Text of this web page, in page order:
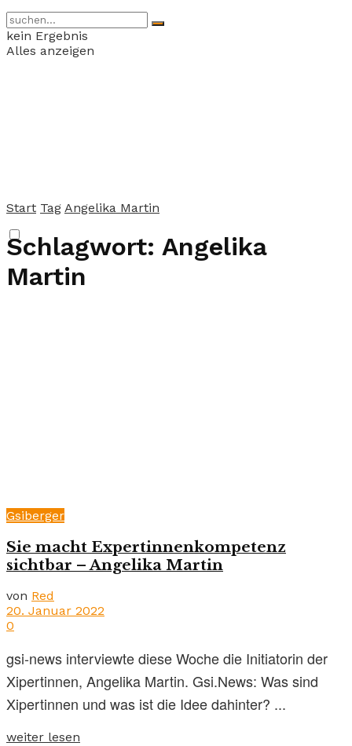
kein Ergebnis
Alles anzeigen
Start Tag Angelika Martin
Schlagwort: Angelika
Martin
Gsiberger
Sie macht Expertinnenkompetenz
sichtbar – Angelika Martin
von Red
20. Januar 2022
0
gsi-news interviewte diese Woche die Initiatorin der
Xipertinnen, Angelika Martin. Gsi.News: Was sind
Xipertinnen und was ist die Idee dahinter? ...
weiter lesen